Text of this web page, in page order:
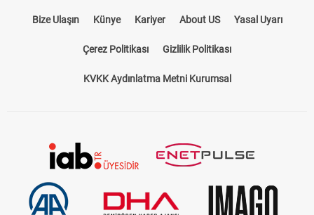
Bize Ulaşın Künye Kariyer About US Yasal Uyarı
Çerez Politikası Gizlilik Politikası
KVKK Aydınlatma Metni Kurumsal